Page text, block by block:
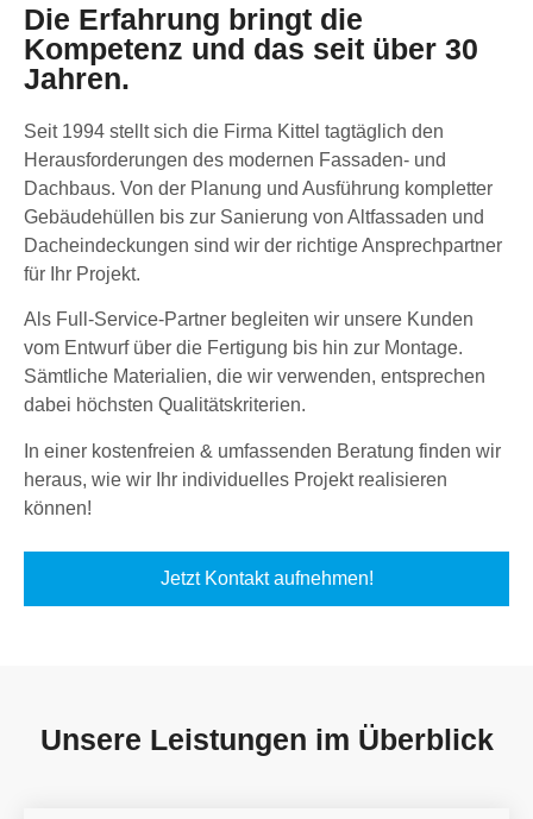
Die Erfahrung bringt die
Kompetenz und das seit über 30
Jahren.
Seit 1994 stellt sich die Firma Kittel tagtäglich den
Herausforderungen des modernen Fassaden- und
Dachbaus. Von der Planung und Ausführung kompletter
Gebäudehüllen bis zur Sanierung von Altfassaden und
Dacheindeckungen sind wir der richtige Ansprechpartner
für Ihr Projekt.
Als Full-Service-Partner begleiten wir unsere Kunden
vom Entwurf über die Fertigung bis hin zur Montage.
Sämtliche Materialien, die wir verwenden, entsprechen
dabei höchsten Qualitätskriterien.
In einer kostenfreien & umfassenden Beratung finden wir
heraus, wie wir Ihr individuelles Projekt realisieren
können!
Jetzt Kontakt aufnehmen!
Unsere Leistungen im Überblick